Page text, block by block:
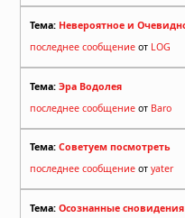
Тема: Невероятное и
последнее сообщение от LOG
Тема: Эра Водолея
последнее сообщение от Baro
Тема: Советуем посмотреть
последнее сообщение от yater
Тема: Осознанные сновидения